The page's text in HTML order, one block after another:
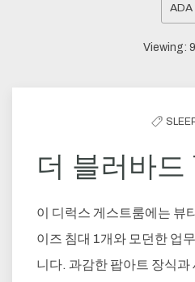
ADA
Viewing: 9
더 블러바드
이 디럭스 게스트룸에는 뷰
이즈 침대 1개와 모던한 업
니다. 과감한 팝아트 장식과